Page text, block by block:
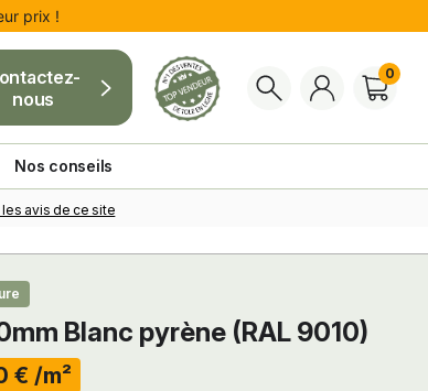
prix !
0
nous
Nos conseils
les avis de ce site
Blanc pyrène (RAL 9010)
€ /m²